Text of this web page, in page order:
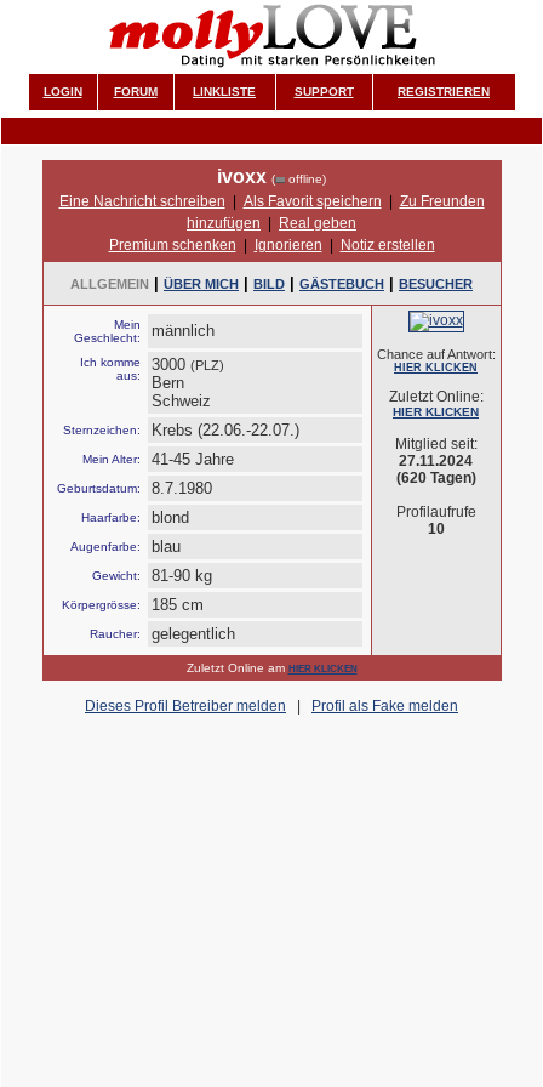
LOGIN FORUM LINKLISTE SUPPORT REGISTRIEREN
ivoxx ( offline)
Eine Nachricht schreiben Als Favorit speichern
Zu Freunden
hinzufügen
Real geben
Premium schenken
Ignorieren Notiz erstellen
ALLGEMEIN ÜBER MICH BILD GÄSTEBUCH BESUCHER
Mein
Geschlecht:
männlich
Ich komme
aus:
3000 (PLZ)
Bern
Schweiz
Sternzeichen: Krebs (22.06.-22.07.)
Mein Alter: 41-45 Jahre
Geburtsdatum: 8.7.1980
Haarfarbe: blond
Augenfarbe: blau
Gewicht: 81-90 kg
Körpergrösse: 185 cm
Raucher: gelegentlich
Chance auf Antwort:
HIER KLICKEN
Zuletzt Online:
HIER KLICKEN
Mitglied seit:
27.11.2024
(620 Tagen)
Profilaufrufe
10
Zuletzt Online am HIER KLICKEN
Dieses Profil Betreiber melden Profil als Fake melden